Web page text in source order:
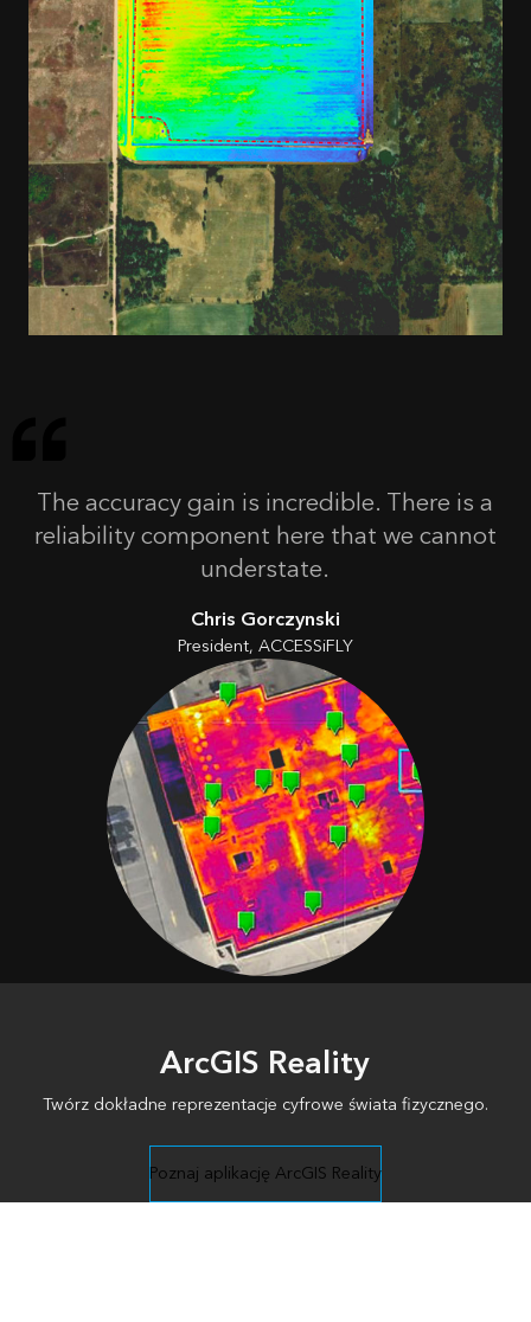
The accuracy gain is incredible. There is a
reliability component here that we cannot
understate.
Chris Gorczynski
President, ACCESSiFLY
ArcGIS Reality
Twórz dokładne reprezentacje cyfrowe świata fizycznego.
Poznaj aplikację ArcGIS Reality